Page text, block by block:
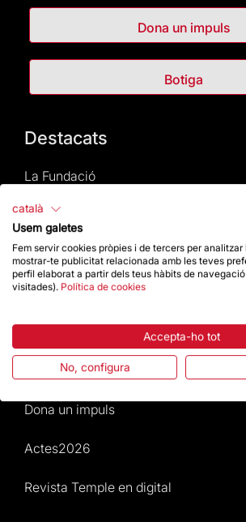
Dona un impuls
Botiga
Destacats
La Fundació
Preguntes freqüents
Atenció al Visitant
Normativa i condicions de compra
Agenda
Dona un impuls
Actes2026
Revista Temple en digital
català
Usem galetes
Fem servir cookies pròpies i de tercers per
mostrar-te publicitat relacionada amb les teves
perfil elaborat a partir dels teus hàbits de
visitades). Política de cookies
Accepta-ho tot
No, configura